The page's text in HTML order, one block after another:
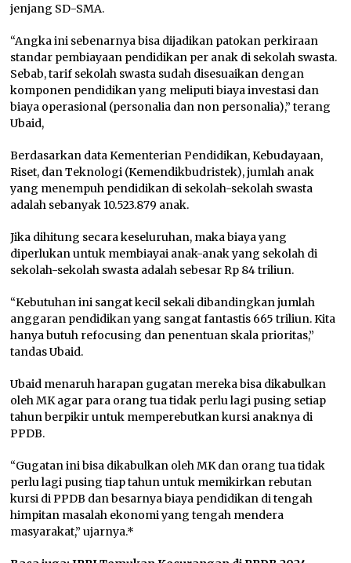
jenjang SD-SMA.
“Angka ini sebenarnya bisa dijadikan patokan perkiraan
standar pembiayaan pendidikan per anak di sekolah swasta.
Sebab, tarif sekolah swasta sudah disesuaikan dengan
komponen pendidikan yang meliputi biaya investasi dan
biaya operasional (personalia dan non personalia),” terang
Ubaid,
Berdasarkan data Kementerian Pendidikan, Kebudayaan,
Riset, dan Teknologi (Kemendikbudristek), jumlah anak
yang menempuh pendidikan di sekolah-sekolah swasta
adalah sebanyak 10.523.879 anak.
Jika dihitung secara keseluruhan, maka biaya yang
diperlukan untuk membiayai anak-anak yang sekolah di
sekolah-sekolah swasta adalah sebesar Rp 84 triliun.
“Kebutuhan ini sangat kecil sekali dibandingkan jumlah
anggaran pendidikan yang sangat fantastis 665 triliun. Kita
hanya butuh refocusing dan penentuan skala prioritas,”
tandas Ubaid.
Ubaid menaruh harapan gugatan mereka bisa dikabulkan
oleh MK agar para orang tua tidak perlu lagi pusing setiap
tahun berpikir untuk memperebutkan kursi anaknya di
PPDB.
“Gugatan ini bisa dikabulkan oleh MK dan orang tua tidak
perlu lagi pusing tiap tahun untuk memikirkan rebutan
kursi di PPDB dan besarnya biaya pendidikan di tengah
himpitan masalah ekonomi yang tengah mendera
masyarakat,” ujarnya.*